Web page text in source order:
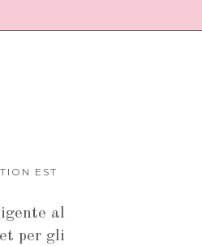
EST
al
per gli